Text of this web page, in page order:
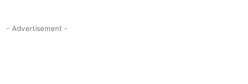
- Advertisement -